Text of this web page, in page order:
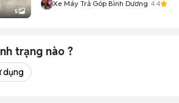
5
Xe Máy Trả Góp Bình Dương 4.4
trạng nào ?
dụng